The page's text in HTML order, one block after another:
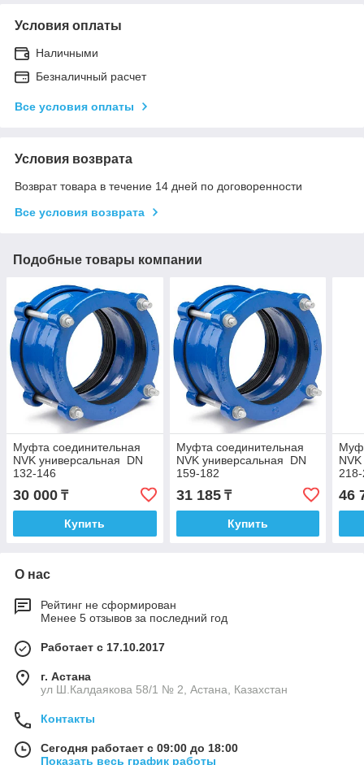
Условия оплаты
Наличными
Безналичный расчет
Все условия оплаты
Условия возврата
Возврат товара в течение 14 дней по договоренности
Все условия возврата
Подобные товары компании
Муфта соединительная
NVK универсальная DN
132-146
30 000 ₸
Купить
Муфта соединительная
NVK универсальная DN
159-182
31 185₸
Купить
46
О нас
Рейтинг не сформирован
Менее 5 отзывов за последний год
Работает с 17.10.2017
г. Астана
ул Ш.Калдаякова 58/1 № 2, Астана, Казахстан
Контакты
Сегодня работает с 09:00 до 18:00
Показать весь график работы